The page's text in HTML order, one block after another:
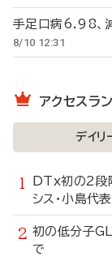
手足口病6.98
8/10 12:31
アクセスラ
デイリ
DTx初の2段
シス・小島代
初の低分子
で